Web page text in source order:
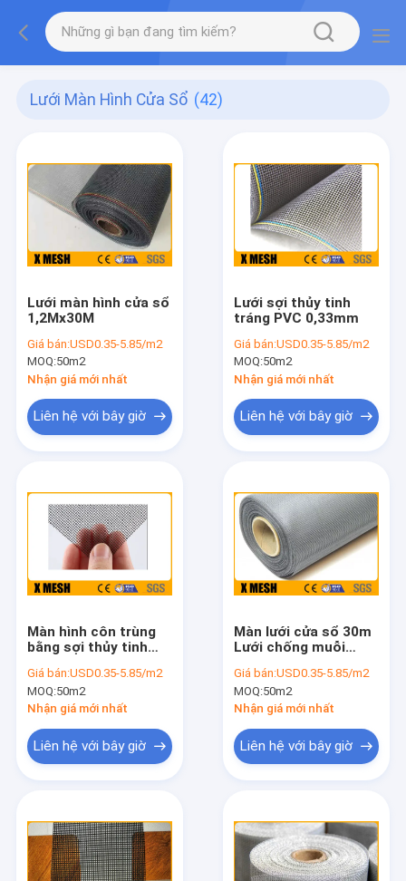
Lưới Màn Hình Cửa Sổ (42)
Lưới màn hình cửa sổ
1,2Mx30M
Giá bán:USD0.35-5.85/m2
MOQ:50m2
Nhận giá mới nhất
Liên hệ với bây giờ
Lưới sợi thủy tinh
tráng PVC 0,33mm
Giá bán:USD0.35-5.85/m2
MOQ:50m2
Nhận giá mới nhất
Liên hệ với bây giờ
Màn hình côn trùng
bằng sợi thủy tinh
Giá bán:USD0.35-5.85/m2
MOQ:50m2
Nhận giá mới nhất
Liên hệ với bây giờ
Màn lưới cửa sổ 30m
Lưới chống muỗi
và cửa sổ
Giá bán:USD0.35-5.85/m2
MOQ:50m2
Nhận giá mới nhất
Liên hệ với bây giờ